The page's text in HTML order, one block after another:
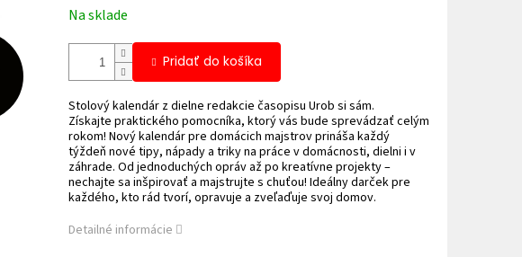
cena:
Na sklade
Pridať do košíka
Stolový kalendár z dielne redakcie časopisu Urob si sám.
Získajte praktického pomocníka, ktorý vás bude sprevádzať celým
rokom! Nový kalendár pre domácich majstrov prináša každý
týždeň nové tipy, nápady a triky na práce v domácnosti, dielni i v
záhrade. Od jednoduchých opráv až po kreatívne projekty –
nechajte sa inšpirovať a majstrujte s chuťou! Ideálny darček pre
každého, kto rád tvorí, opravuje a zveľaďuje svoj domov.
Detailné informácie